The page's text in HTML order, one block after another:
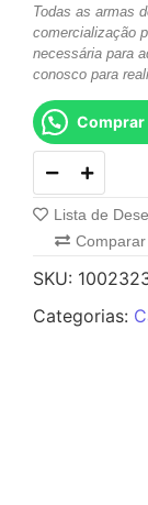
Todas as armas
comercialização
necessária para
conosco para
Comprar
Lista de
Comparar
SKU:
Categorias: